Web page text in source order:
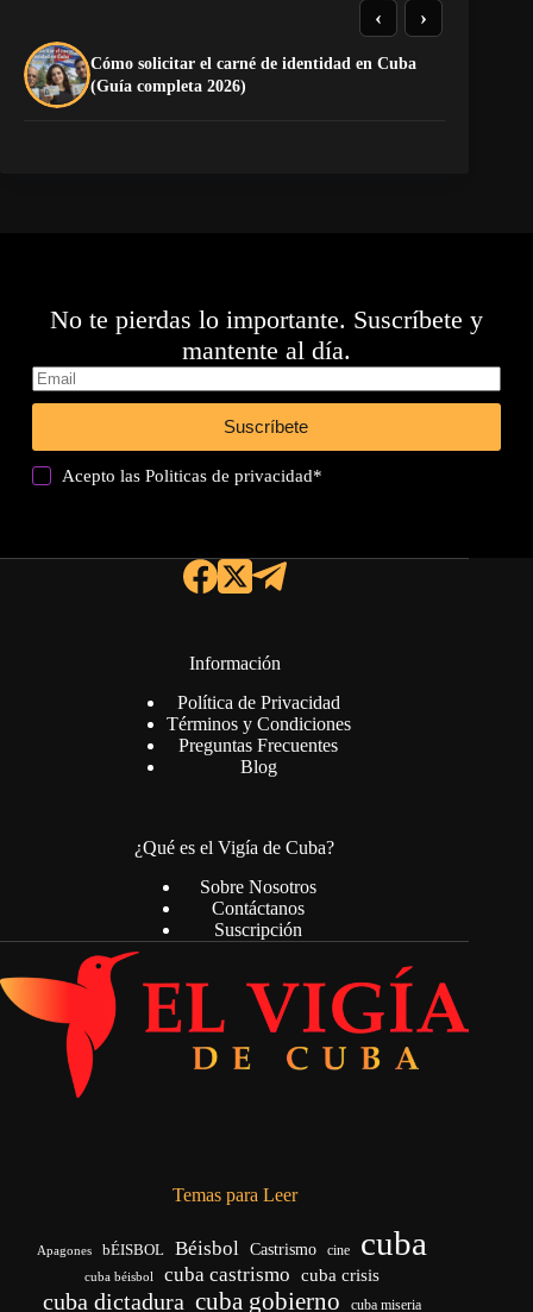
Cómo solicitar el carné de identidad en Cuba
(Guía completa 2026)
‹ ›
No te pierdas lo importante. Suscríbete y
mantente al día.
Suscríbete
Acepto lasPoliticas de privacidad*
Información
Política de Privacidad
Términos y Condiciones
Preguntas Frecuentes
Blog
¿Qué es el Vigía de Cuba?
Sobre Nosotros
Contáctanos
Suscripción
Temas para Leer
Apagones bÉISBOL Béisbol Castrismo cine cuba
cuba béisbol cuba castrismo cuba crisis
cuba dictadura cuba gobierno cuba miseria